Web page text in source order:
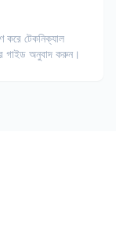
করে টেকনিক্যাল
গাইড অনুবাদ করুন।